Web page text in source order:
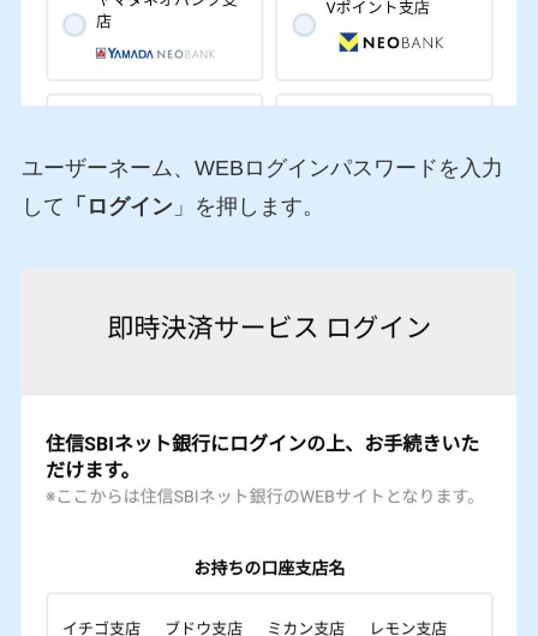
ユーザーネーム、WEBログインパスワードを入力
して 「ログイン」を押します。